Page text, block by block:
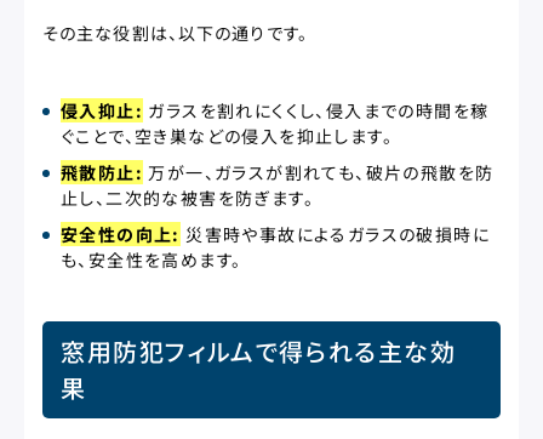
その主な役割は、以下の通りです。
侵入抑止: ガラスを割れにくくし、侵入までの時間を稼
ぐことで、空き巣などの侵入を抑止します。
飛散防止: 万が一、ガラスが割れても、破片の飛散を防
止し、二次的な被害を防ぎます。
安全性の向上: 災害時や事故によるガラスの破損時に
も、安全性を高めます。
窓用防犯フィルムで得られる主な効
果